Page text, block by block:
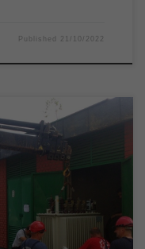
Published 21/10/2022
доћи ће до
целог града како би
одржавању и
се електричном
У уторак 18.